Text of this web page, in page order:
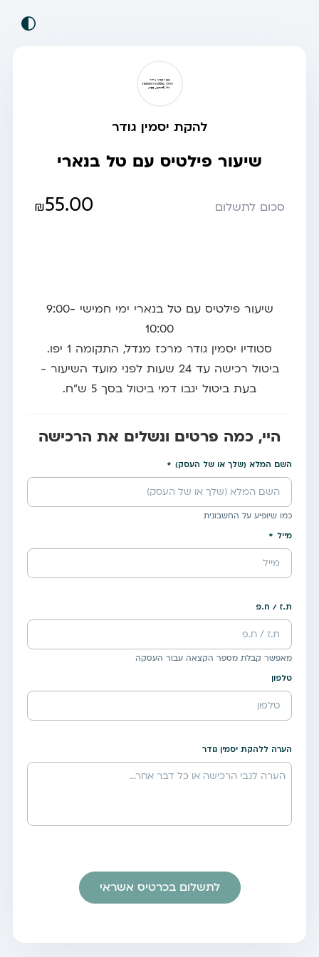
להקת יסמין גודר
שיעור פילטיס עם טל בנארי
סכום לתשלום ₪55.00
שיעור פילטיס עם טל בנארי ימי חמישי 9:00-
10:00
סטודיו יסמין גודר מרכז מנדל, התקומה 1 יפו.
ביטול רכישה עד 24 שעות לפני מועד השיעור -
בעת ביטול יגבו דמי ביטול בסך 5 ש"ח.
היי, כמה פרטים ונשלים את הרכישה
השם המלא (שלך או של העסק)
כמו שיופיע על החשבונית
מייל
ת.ז / ח.פ
מאפשר קבלת מספר הקצאה עבור העסקה
טלפון
הערה ללהקת יסמין גודר
לתשלום בכרטיס אשראי